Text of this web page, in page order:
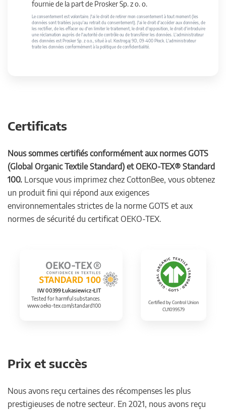
fournie de la part de Prosker Sp. z o. o.
Le consentement est volontaire. J'ai le droit de retirer mon consentement à tout moment (les
données sont traitées jusqu'au retrait du consentement). J'ai le droit d'accéder aux données, de
les rectifier, de les effacer ou d'en limiter le traitement, le droit d'opposition, le droit d'introduire
une réclamation auprès de l'autorité de contrôle ou de transférer les données. L'administrateur
des données est Prosker Sp. z o.o., situé à ul. Kostrogaj 9D, 09-400 Płock. L'administrateur
traite les données conformément à la politique de confidentialité.
Certificats
Nous sommes certifiés conformément aux normes GOTS
(Global Organic Textile Standard) et OEKO-TEX® Standard
100. Lorsque vous imprimez chez CottonBee, vous obtenez
un produit fini qui répond aux exigences
environnementales strictes de la norme GOTS et aux
normes de sécurité du certificat OEKO-TEX.
IW 00399 Łukasiewicz-ŁIT
Tested for harmful substances.
www.oeko-tex.com/standard100
Certified by Control Union
CU1099579
Prix et succès
Nous avons reçu certaines des récompenses les plus
prestigieuses de notre secteur. En 2021, nous avons reçu